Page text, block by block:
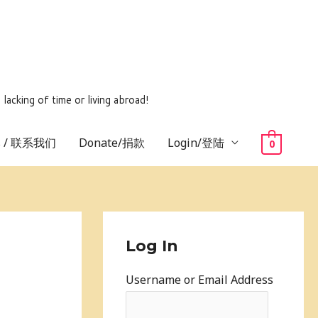
of time or living abroad!
联系我们 Donate/捐款 Login/登陆 0
Log In
Username or Email Address